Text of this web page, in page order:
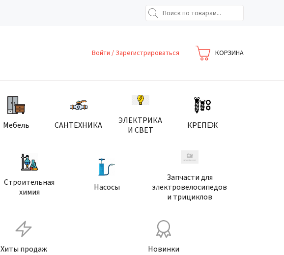
Войти / Зарегистрироваться КОРЗИНА
Мебель САНТЕХНИКА
ЭЛЕКТРИКА
И СВЕТ
КРЕПЕЖ
Строительная
химия
Насосы
Запчасти для
электровелосипедов
и трициклов
Хиты продаж Новинки